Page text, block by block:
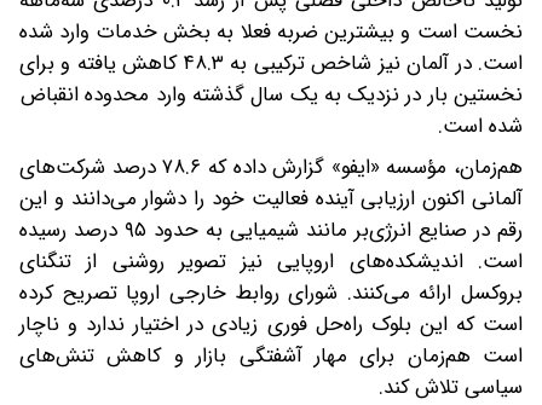
نخست است و بیشترین ضربه فعلا به بخش خدمات وارد شده
است. در آلمان نیز شاخص ترکیبی به ۴۸.۳ کاهش یافته و برای
نخستین بار در نزدیک به یک سال گذشته وارد محدوده انقباض
شده است.
هم‌زمان، مؤسسه «ایفو» گزارش داده که ۷۸.۶ درصد شرکت‌های
آلمانی اکنون ارزیابی آینده فعالیت خود را دشوار می‌دانند و این
رقم در صنایع انرژی‌بر مانند شیمیایی به حدود ۹۵ درصد رسیده
است. اندیشکده‌های اروپایی نیز تصویر روشنی از تنگنای
بروکسل ارائه می‌کنند. شورای روابط خارجی اروپا تصریح کرده
است که این بلوک راه‌حل فوری زیادی در اختیار ندارد و ناچار
است هم‌زمان برای مهار آشفتگی بازار و کاهش تنش‌های
سیاسی تلاش کند.